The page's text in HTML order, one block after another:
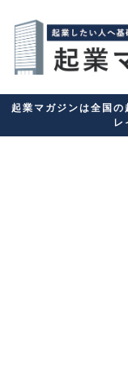
起業マガジンは全国
レ